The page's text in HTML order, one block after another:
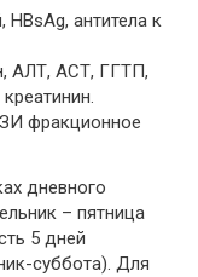
антитела к
АЛТ, АСТ, ГГТП,
фракционное
дневного
– пятница
5 дней
суббота). Для